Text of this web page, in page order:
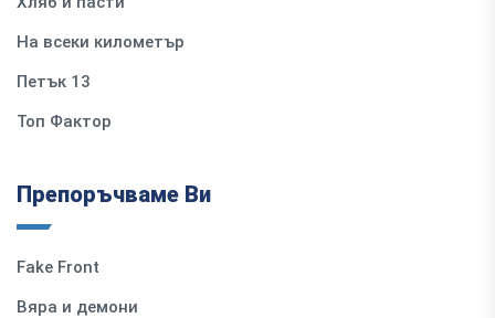
На всеки километър
Петък 13
Топ Фактор
Препоръчваме Ви
Fake Front
Вяра и демони